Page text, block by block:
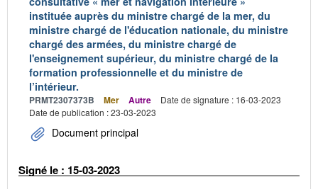
instituée auprès du ministre chargé de la mer, du
ministre chargé de l'éducation nationale, du ministre
chargé des armées, du ministre chargé de
l'enseignement supérieur, du ministre chargé de la
formation professionnelle et du ministre de
l’intérieur.
PRMT2307373B Mer Autre
Date de signature : 16-03-2023
Date de publication : 23-03-2023
Document principal
Signé le : 15-03-2023